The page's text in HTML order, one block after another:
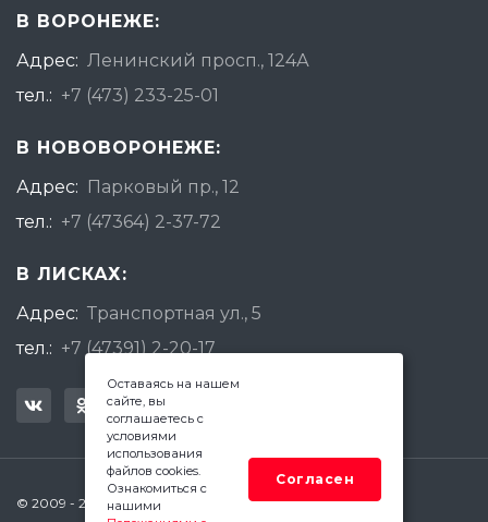
В ВОРОНЕЖЕ:
Адрес: Ленинский просп., 124А
тел.: +7 (473) 233-25-01
В НОВОВОРОНЕЖЕ:
Адрес: Парковый пр., 12
тел.: +7 (47364) 2-37-72
В ЛИСКАХ:
Адрес: Транспортная ул., 5
тел.: +7 (47391) 2-20-17
© 2009 - 2026 Квадратный Метр - Воронеж
Оставаясь на нашем
сайте, вы
соглашаетесь с
условиями
использования
файлов cookies.
Ознакомиться с
нашими
Согласен